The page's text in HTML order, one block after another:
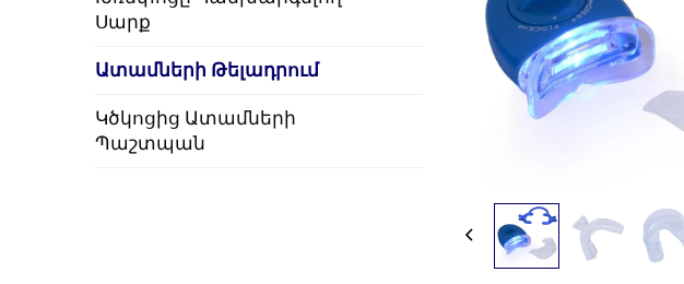
Սարք
Ատամների Թելադրում
Կծկոցից Ատամների
Պաշտպան